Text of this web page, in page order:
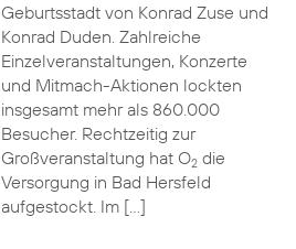
Geburtsstadt von Konrad Zuse und
Konrad Duden. Zahlreiche
Einzelveranstaltungen, Konzerte
und Mitmach-Aktionen lockten
insgesamt mehr als 860.000
Besucher. Rechtzeitig zur
Großveranstaltung hat O2die
Versorgung in Bad Hersfeld
aufgestockt. Im […]